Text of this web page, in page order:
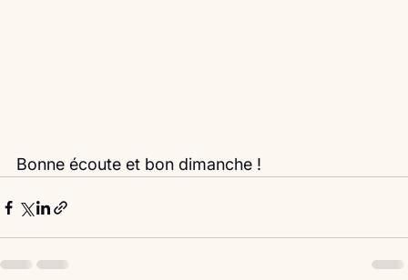
Bonne écoute et bon dimanche !